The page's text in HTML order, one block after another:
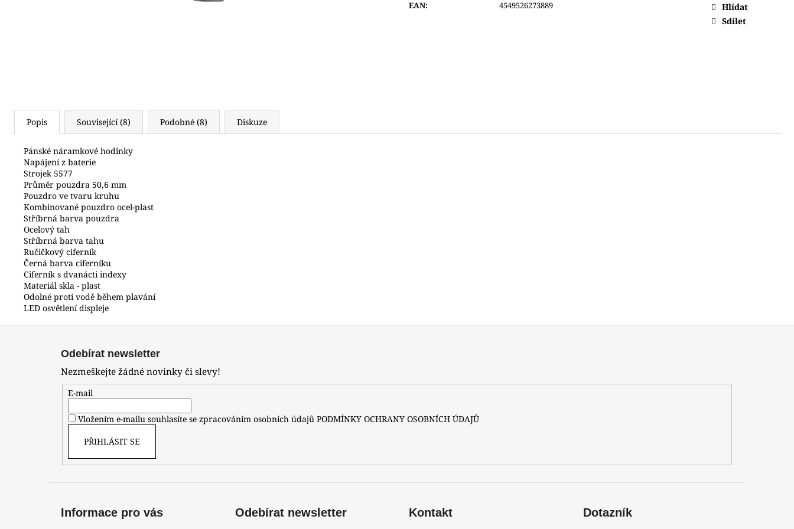
EAN: 4549526273889
Hlídat
Sdílet
Popis Související (8) Podobné (8) Diskuze
Pánské náramkové hodinky
Napájení z baterie
Strojek 5577
Průměr pouzdra 50,6 mm
Pouzdro ve tvaru kruhu
Kombinované pouzdro ocel-plast
Stříbrná barva pouzdra
Ocelový tah
Stříbrná barva tahu
Ručičkový ciferník
Černá barva ciferníku
Ciferník s dvanácti indexy
Materiál skla - plast
Odolné proti vodě během plavání
LED osvětlení displeje
Odebírat newsletter
Nezmeškejte žádné novinky či slevy!
E-mail
Vložením e-mailu souhlasíte se zpracováním osobních údajů PODMÍNKY OCHRANY OSOBNÍCH ÚDAJŮ
PŘIHLÁSIT SE
Informace pro vás Odebírat newsletter Kontakt Dotazník